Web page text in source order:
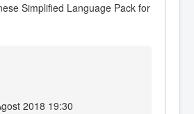
Simplified Language Pack for
2018 19:30